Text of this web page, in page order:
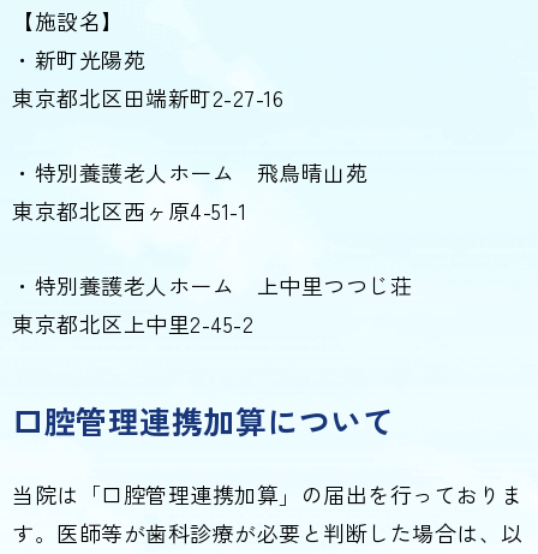
【施設名】
・新町光陽苑
東京都北区田端新町2-27-16
・特別養護老人ホーム 飛鳥晴山苑
東京都北区西ヶ原4-51-1
・特別養護老人ホーム 上中里つつじ荘
東京都北区上中里2-45-2
口腔管理連携加算について
当院は「口腔管理連携加算」の届出を行っておりま
す。医師等が歯科診療が必要と判断した場合は、以